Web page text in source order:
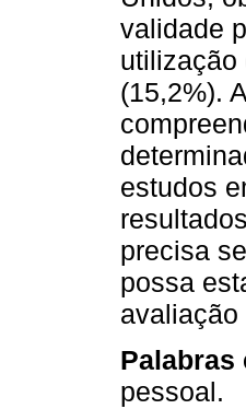
validade
utilização
(15,2%).
estudos
precisa
possa
Palabras
pessoal.